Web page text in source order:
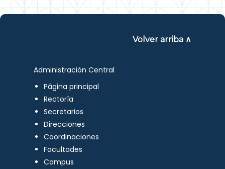
Volver arriba ∧
Administración Central
Página principal
Rectoría
Secretarios
Direcciones
Coordinaciones
Facultades
Campus